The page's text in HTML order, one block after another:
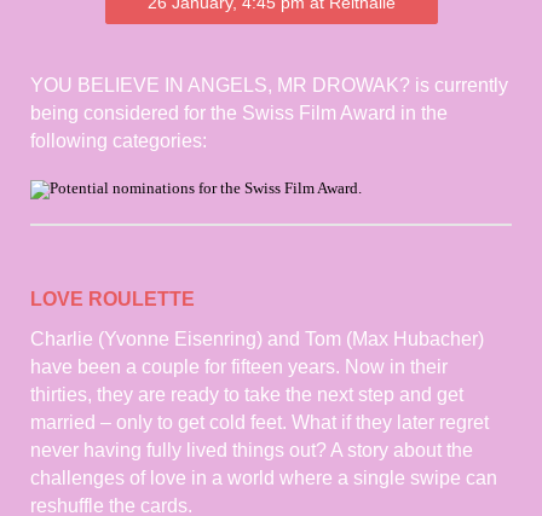
YOU BELIEVE IN ANGELS, MR DROWAK? is currently
being considered for the Swiss Film Award in the
following categories:
LOVE ROULETTE
Charlie (Yvonne Eisenring) and Tom (Max Hubacher)
have been a couple for fifteen years. Now in their
thirties, they are ready to take the next step and get
married – only to get cold feet. What if they later regret
never having fully lived things out? A story about the
challenges of love in a world where a single swipe can
reshuffle the cards.